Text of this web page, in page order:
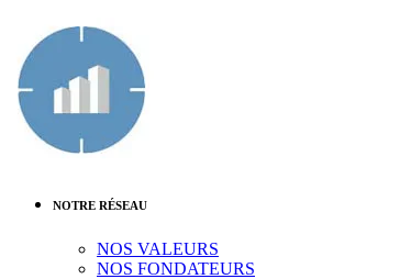
NOTRE RÉSEAU
NOS VALEURS
NOS FONDATEURS